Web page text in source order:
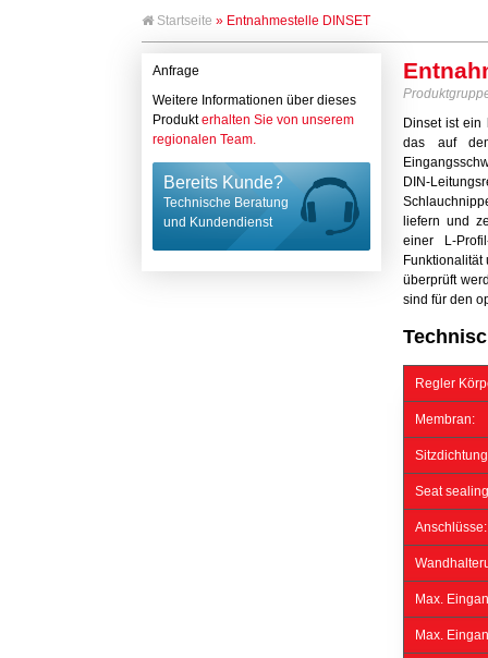
Startseite » Entnahmestelle DINSET
Anfrage
Weitere Informationen über dieses
Produkterhalten Sie von unserem
regionalen Team.
Bereits Kunde?
Technische Beratung
und Kundendienst
Dinset ist ein
das auf
DIN-
liefern und
einer L-
überprüft
sind für den
Regler
Membran:
Seat
Anschlüsse:
Max.
Max.